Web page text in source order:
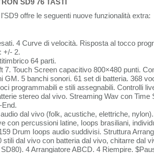
SD9 76 TASTI
offre le seguenti nuove funzionalità extra:
4 Curve di velocità. Risposta al tocco
+/- 2.
64 parti.
7. Touch Screen capacitivo 800×480 punti.
GM. 5 banchi sonori. 61 set di batteria. 368
programmabili e stili assegnabili. Controlli
stereo dal vivo. Streaming Wav con
dal vivo (folk, acustiche, elettriche,
con percussioni latine, Ioops brasiliani,
Drum Ioops audio suddivisi. Struttura
dal vivo con batteria dal vivo, chitarre dal
4 Arrangiatore ABCD. 4 Riempire.